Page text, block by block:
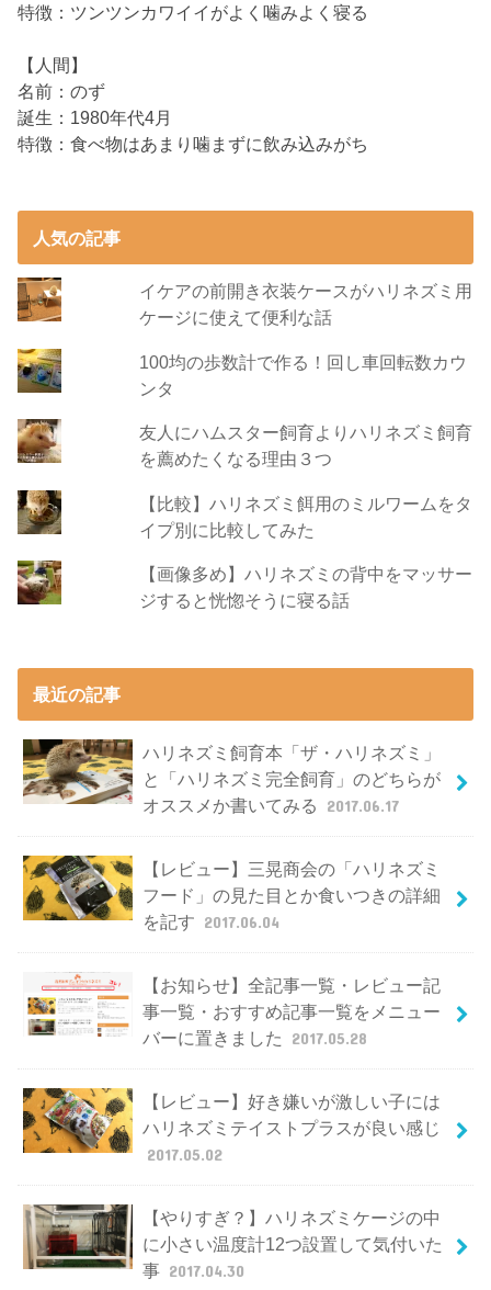
特徴：ツンツンカワイイがよく噛みよく寝る
【人間】
名前：のず
誕生：1980年代4月
特徴：食べ物はあまり噛まずに飲み込みがち
人気の記事
イケアの前開き衣装ケースがハリネズミ用
ケージに使えて便利な話
100均の歩数計で作る！回し車回転数カウ
ンタ
友人にハムスター飼育よりハリネズミ飼育
を薦めたくなる理由３つ
【比較】ハリネズミ餌用のミルワームをタ
イプ別に比較してみた
【画像多め】ハリネズミの背中をマッサー
ジすると恍惚そうに寝る話
最近の記事
ハリネズミ飼育本「ザ・ハリネズミ」
と「ハリネズミ完全飼育」のどちらが
オススメか書いてみる
2017.06.17
【レビュー】三晃商会の「ハリネズミ
フード」の見た目とか食いつきの詳細
を記す 2017.06.04
【お知らせ】全記事一覧・レビュー記
事一覧・おすすめ記事一覧をメニュー
バーに置きました
2017.05.28
【レビュー】好き嫌いが激しい子には
ハリネズミテイストプラスが良い感じ
2017.05.02
【やりすぎ？】ハリネズミケージの中
に小さい温度計12つ設置して気付いた
事 2017.04.30